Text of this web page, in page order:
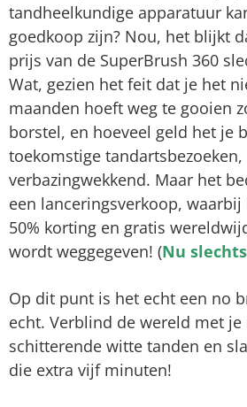
tandheelkundige apparatuur
goedkoop zijn? Nou, het blijkt
prijs van de SuperBrush 360
Wat, gezien het feit dat je het
maanden hoeft weg te gooien
borstel, en hoeveel geld het je
toekomstige
verbazingwekkend. Maar het
een lanceringsverkoop,
50% korting en gratis
wordt weggegeven! (Nu
Op dit punt is het echt een no
echt. Verblind de wereld met je
schitterende witte tanden en
die extra vijf minuten!